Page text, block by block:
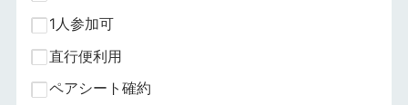
1人参加可
直行便利用
ペアシート確約